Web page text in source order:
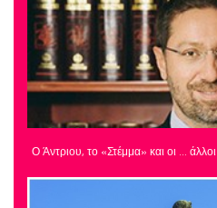
Ο Άντριου, το «Στέμμα» και οι … άλλοι